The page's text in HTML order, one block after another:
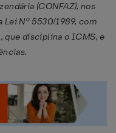
(CONFAZ), nos
Nº 5530/1989, com
, que disciplina o ICMS, e